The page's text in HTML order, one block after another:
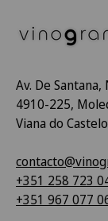
Av. De Santana,
4910-225,
Viana do
+351 258 723
+351 967 077